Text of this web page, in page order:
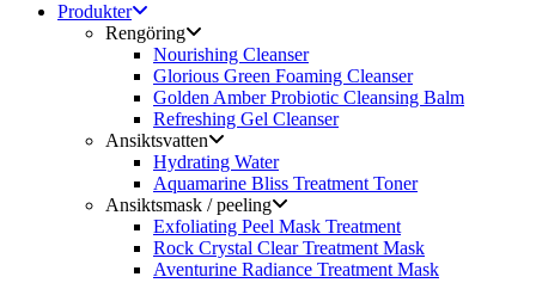
Produkter
Rengöring
Nourishing Cleanser
Glorious Green Foaming Cleanser
Golden Amber Probiotic Cleansing Balm
Refreshing Gel Cleanser
Ansiktsvatten
Hydrating Water
Aquamarine Bliss Treatment Toner
Ansiktsmask / peeling
Exfoliating Peel Mask Treatment
Rock Crystal Clear Treatment Mask
Aventurine Radiance Treatment Mask